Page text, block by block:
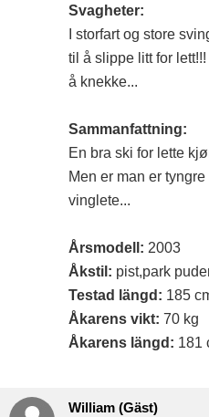
Svagheter:
I storfart og store
til å slippe litt for
å knekke...
Sammanfattning:
En bra ski for lette
Men er man er
vinglete...
Årsmodell: 2003
Åkstil: pist,park
Testad längd: 185
Åkarens vikt: 70 kg
Åkarens längd: 181
William (Gäst)